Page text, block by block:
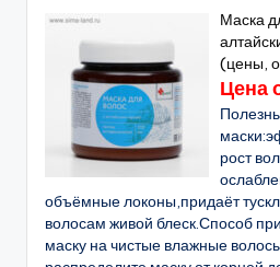
Маска
(цены,
Цена
рост
объёмные локоны,придаёт
волосам живой блеск.Способ
маску на чистые влажные